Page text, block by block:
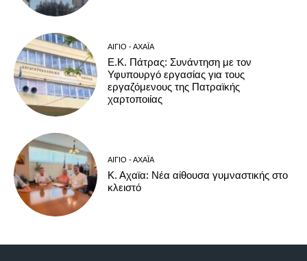
ΑΊΓΙΟ - ΑΧΑΪ́Α
Ε.Κ. Πάτρας: Συνάντηση με τον
Υφυπουργό εργασίας για τους
εργαζόμενους της Πατραϊκής
χαρτοποιίας
ΑΊΓΙΟ - ΑΧΑΪ́Α
Κ. Αχαϊα: Νέα αίθουσα γυμναστικής στο
κλειστό